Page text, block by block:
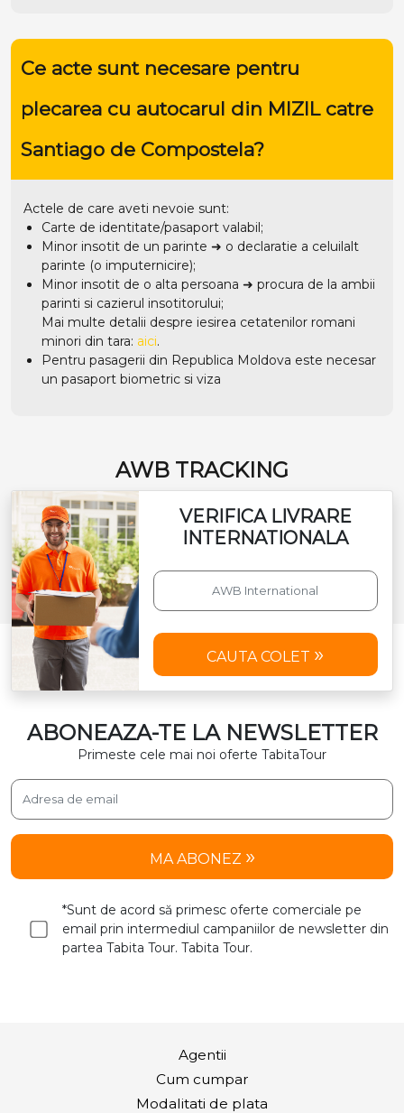
Ce acte sunt necesare pentru
plecarea cu autocarul din MIZIL catre
Santiago de Compostela?
Actele de care aveti nevoie sunt:
Carte de identitate/pasaport valabil;
Minor insotit de un parinte ➜ o declaratie a celuilalt
parinte (o imputernicire);
Minor insotit de o alta persoana ➜ procura de la ambii
parinti si cazierul insotitorului;
Mai multe detalii despre iesirea cetatenilor romani
minori din tara: aici.
Pentru pasagerii din Republica Moldova este necesar
un pasaport biometric si viza
AWB TRACKING
VERIFICA LIVRARE
INTERNATIONALA
CAUTA COLET
ABONEAZA-TE LA NEWSLETTER
Primeste cele mai noi oferte TabitaTour
MA ABONEZ
*Sunt de acord să primesc oferte comerciale pe
email prin intermediul campaniilor de newsletter din
partea Tabita Tour. Tabita Tour.
Agentii
Cum cumpar
Modalitati de plata